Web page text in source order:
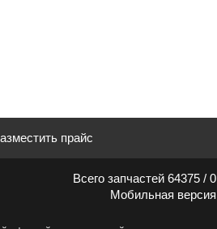
прайс
Всего запчастей 64375 / 0
Мобильная версия